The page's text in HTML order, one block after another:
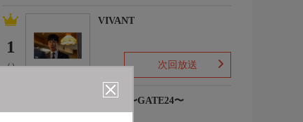
1
(-)
VIVANT
次回放送
大空港〜GATE24〜